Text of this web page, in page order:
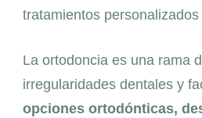
tratamientos
La ortodoncia es una rama
irregularidades dentales y
opciones ortodónticas,